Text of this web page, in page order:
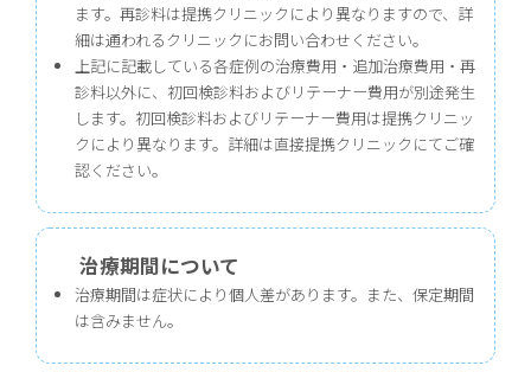
ます。再診料は提携クリニックにより異なりますので、詳
細は通われるクリニックにお問い合わせください。
上記に記載している各症例の治療費用・追加治療費用・再
診料以外に、初回検診料およびリテーナー費用が別途発生
します。初回検診料およびリテーナー費用は提携クリニッ
クにより異なります。詳細は直接提携クリニックにてご確
認ください。
治療期間について
治療期間は症状により個人差があります。また、保定期間
は含みません。